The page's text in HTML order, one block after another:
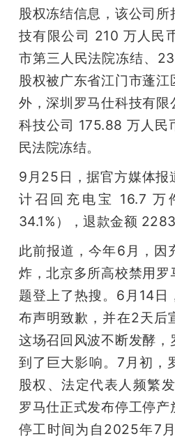
股权冻结信息，该公司
技有限公司 210 万人民
市第三人民法院冻结、
股权被广东省江门市蓬
外，深圳罗马仕科技有
科技公司 175.88 万人民
民法院冻结。
9月25日，据官方媒体报
计召回充电宝 16.7 万
34.1%），退款金额
此前报道，今年6月，因
炸，北京多所高校禁用
题登上了热搜。6月14日
布声明致歉，并在2天后
这场召回风波不断发酵
到了巨大影响。7月初，
股权、法定代表人频繁
罗马仕正式发布停工停产
停工时间为自2025年7